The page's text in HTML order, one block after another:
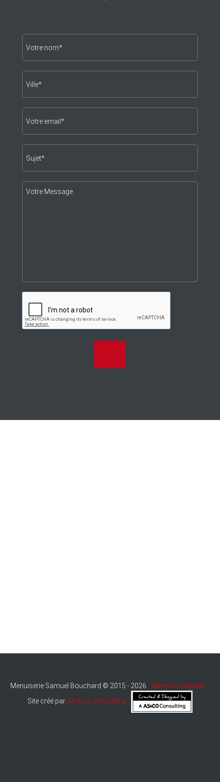
Menuiserie Samuel Bouchard © 2015 - 2026
Mentions Légales
Site créé parAs & Co Consulting